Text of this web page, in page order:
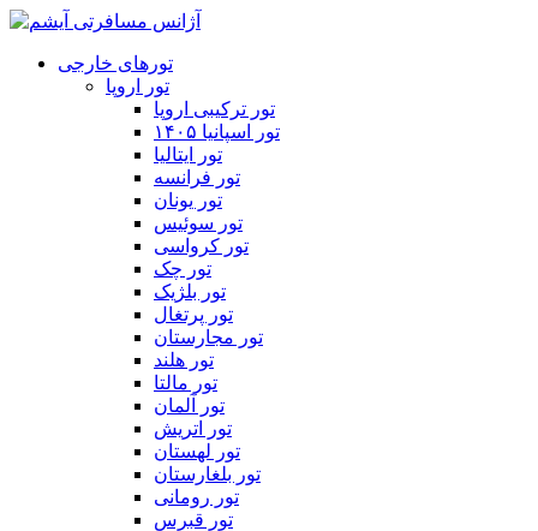
تورهای خارجی
تور اروپا
تور ترکیبی اروپا
تور اسپانیا ۱۴۰۵
تور ایتالیا
تور فرانسه
تور یونان
تور سوئیس
تور کرواسی
تور چک
تور بلژیک
تور پرتغال
تور مجارستان
تور هلند
تور مالتا
تور آلمان
تور اتریش
تور لهستان
تور بلغارستان
تور رومانی
تور قبرس